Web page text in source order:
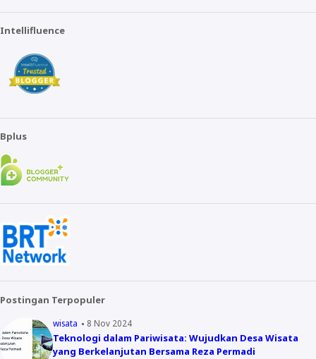
Intellifluence
Bplus
Postingan Terpopuler
wisata 8 Nov 2024
Teknologi dalam Pariwisata: Wujudkan Desa Wisata
yang Berkelanjutan Bersama Reza Permadi